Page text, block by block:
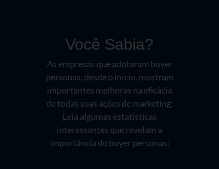
Você Sabia?
As empresas que adotaram buyer
personas, desde o início, mostram
importantes melhoras na eficácia
de todas suas ações de marketing.
Leia algumas estatísticas
interessantes que revelam a
importância do buyer personas: